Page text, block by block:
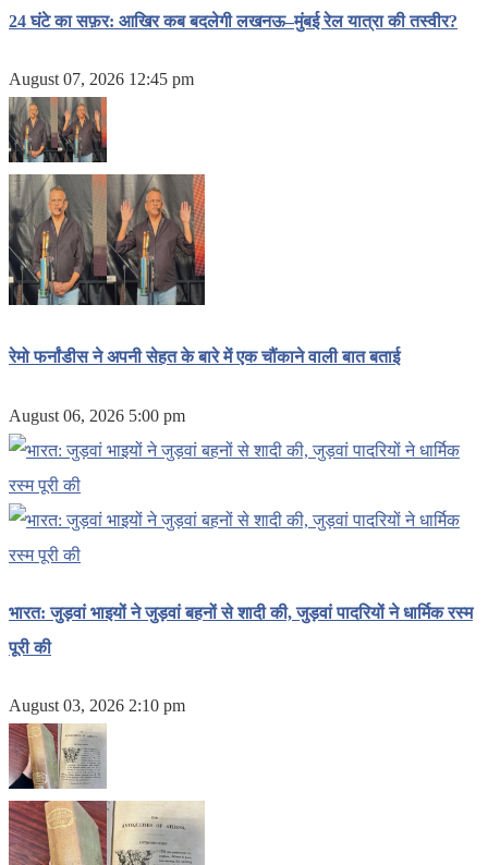
24 घंटे का सफ़र: आखिर कब बदलेगी लखनऊ–मुंबई रेल यात्रा की तस्वीर?
August 07, 2026 12:45 pm
रेमो फर्नांडीस ने अपनी सेहत के बारे में एक चौंकाने वाली बात बताई
August 06, 2026 5:00 pm
भारत: जुड़वां भाइयों ने जुड़वां बहनों से शादी की, जुड़वां पादरियों ने धार्मिक रस्म
पूरी की
August 03, 2026 2:10 pm